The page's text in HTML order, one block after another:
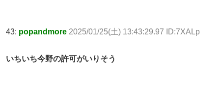
43: popandmore 2025/01/25(土) 13:43:29.97 ID:7XALp
いちいち今野の許可がいりそう